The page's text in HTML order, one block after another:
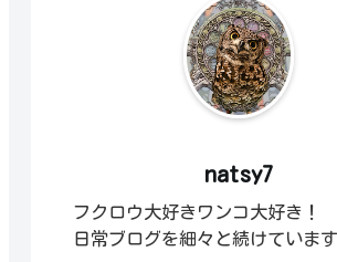
natsy7
フクロウ大好きワンコ大好き！
日常ブログを細々と続けていま